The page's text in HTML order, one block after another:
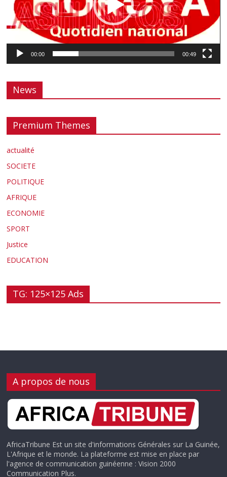
00:00 00:49
News
Premium Themes
actualité
SOCIETE
POLITIQUE
AFRIQUE
ECONOMIE
SPORT
Justice
EDUCATION
TG: 125×125 Ads
A propos de nous
AfricaTribune Est un site d'informations Générales sur La Guinée,
L'Afrique et le monde. La plateforme est mise en place par
l'agence de communication guinéenne : Vision 2000
Communication Plus.